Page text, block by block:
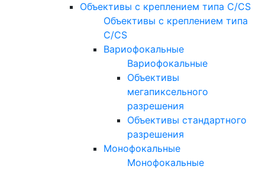
Объективы с креплением типа C/CS
Объективы с креплением типа
C/CS
Вариофокальные
Вариофокальные
Объективы
мегапиксельного
разрешения
Объективы стандартного
разрешения
Монофокальные
Монофокальные